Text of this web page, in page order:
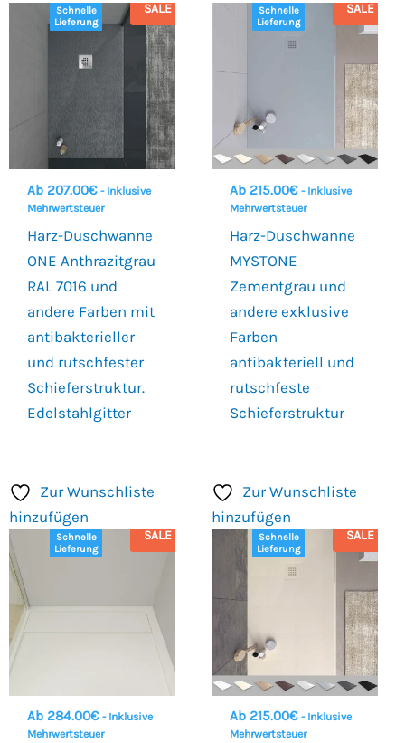
Schnelle
Lieferung
SALE
Ab 207.00€ - Inklusive
Mehrwertsteuer
Harz-Duschwanne
ONE Anthrazitgrau
RAL 7016 und
andere Farben mit
antibakterieller
und rutschfester
Schieferstruktur.
Edelstahlgitter
Schnelle
Lieferung
SALE
Ab 215.00€ - Inklusive
Mehrwertsteuer
Harz-Duschwanne
MYSTONE
Zementgrau und
andere exklusive
Farben
antibakteriell und
rutschfeste
Schieferstruktur
Zur Wunschliste
hinzufügen
Schnelle
Lieferung
SALE
Ab 284.00€ - Inklusive
Mehrwertsteuer
Zur Wunschliste
hinzufügen
Schnelle
Lieferung
SALE
Ab 215.00€ - Inklusive
Mehrwertsteuer